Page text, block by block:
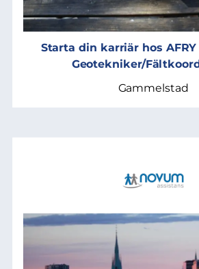
Starta din karriär hos
Geotekniker/
Gammelstad